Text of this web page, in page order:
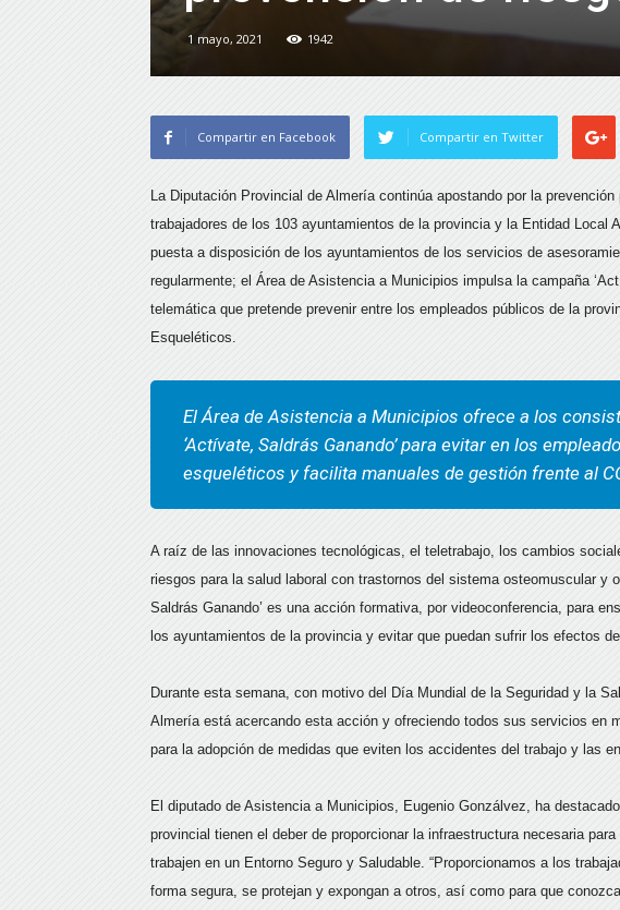
1 mayo, 2021 1942
Compartir en Facebook Compartir en Twitter
La Diputación Provincial de Almería continúa apostando por la
trabajadores de los 103 ayuntamientos de la provincia y la Entidad Local
puesta a disposición de los ayuntamientos de los servicios de
regularmente; el Área de Asistencia a Municipios impulsa la campaña
telemática que pretende prevenir entre los empleados públicos de la
Esqueléticos.
El Área de Asistencia a Municipios ofrece a los
‘Actívate, Saldrás Ganando’ para evitar en los
esqueléticos y facilita manuales de gestión frente al
A raíz de las innovaciones tecnológicas, el teletrabajo, los cambios
riesgos para la salud laboral con trastornos del sistema osteomuscular y
Saldrás Ganando’ es una acción formativa, por videoconferencia, para
los ayuntamientos de la provincia y evitar que puedan sufrir los efectos
Durante esta semana, con motivo del Día Mundial de la Seguridad y la
Almería está acercando esta acción y ofreciendo todos sus servicios en
para la adopción de medidas que eviten los accidentes del trabajo y las
El diputado de Asistencia a Municipios, Eugenio Gonzálvez, ha
provincial tienen el deber de proporcionar la infraestructura necesaria
trabajen en un Entorno Seguro y Saludable. “Proporcionamos a los
forma segura, se protejan y expongan a otros, así como para que